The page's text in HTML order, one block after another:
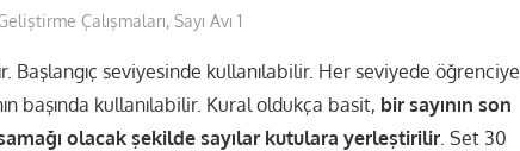
Çalışmaları, Sayı Avı 1
Başlangıç seviyesinde kullanılabilir. Her seviyede öğrenciye
başında kullanılabilir. Kural oldukça basit, bir sayının son
olacak şekilde sayılar kutulara yerleştirilir . Set 30